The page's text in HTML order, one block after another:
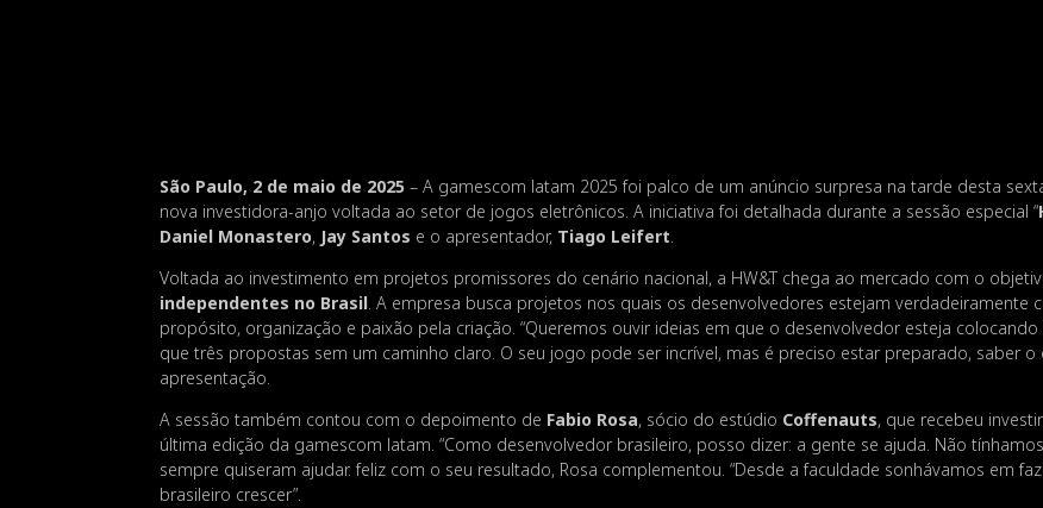
São Paulo, 2 de maio de 2025 – A gamescom latam 2025 foi palco de um anúncio surpresa na tarde desta
nova investidora-anjo voltada ao setor de jogos eletrônicos. A iniciativa foi detalhada durante a sessão especial “
Daniel Monastero, Jay Santos e o apresentador, Tiago Leifert.
Voltada ao investimento em projetos promissores do cenário nacional, a HW&T chega ao mercado com o
independentes no Brasil. A empresa busca projetos nos quais os desenvolvedores estejam
propósito, organização e paixão pela criação. “Queremos ouvir ideias em que o desenvolvedor esteja
que três propostas sem um caminho claro. O seu jogo pode ser incrível, mas é preciso estar preparado, saber o
apresentação.
A sessão também contou com o depoimento de Fabio Rosa, sócio do estúdio Coffenauts, que recebeu
última edição da gamescom latam. “Como desenvolvedor brasileiro, posso dizer: a gente se ajuda. Não
sempre quiseram ajudar. feliz com o seu resultado, Rosa complementou. “Desde a faculdade sonhávamos em
brasileiro crescer”.